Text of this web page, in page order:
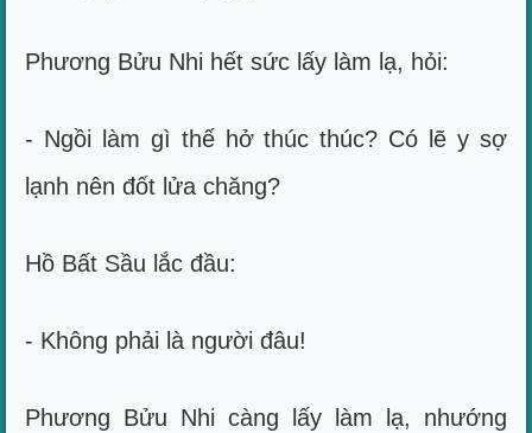
Phương Bửu Nhi hết sức lấy làm lạ, hỏi:
- Ngồi làm gì thế hở thúc thúc? Có lẽ y sợ
lạnh nên đốt lửa chăng?
Hồ Bất Sầu lắc đầu:
- Không phải là người đâu!
Phương Bửu Nhi càng lấy làm lạ, nhướng